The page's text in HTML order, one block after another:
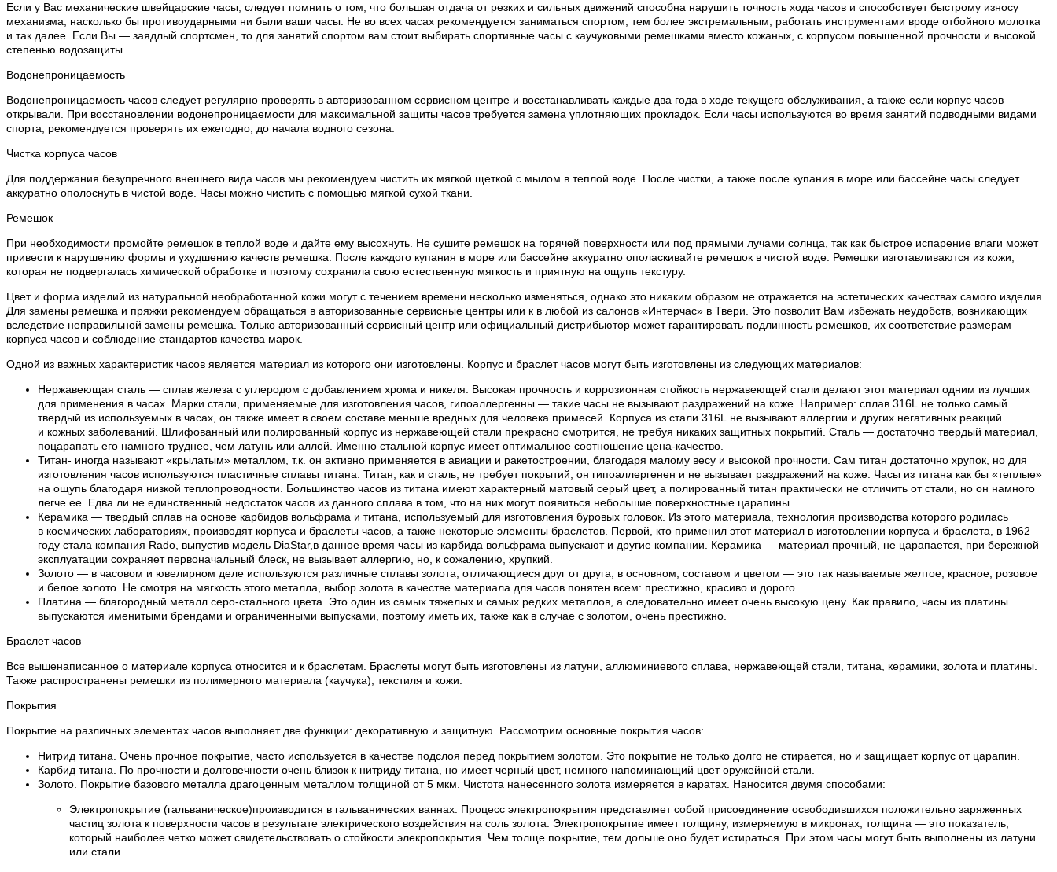
Если у Вас механические швейцарские часы, следует помнить о том, что большая отдача от резких и сильных движений способна нарушить точность хода часов и способствует быстрому износу
механизма, насколько бы противоударными ни были ваши часы. Не во всех часах рекомендуется заниматься спортом, тем более экстремальным, работать инструментами вроде отбойного молотка
и так далее. Если Вы — заядлый спортсмен, то для занятий спортом вам стоит выбирать спортивные часы с каучуковыми ремешками вместо кожаных, с корпусом повышенной прочности и высокой
степенью водозащиты.
Водонепроницаемость
Водонепроницаемость часов следует регулярно проверять в авторизованном сервисном центре и восстанавливать каждые два года в ходе текущего обслуживания, а также если корпус часов
открывали. При восстановлении водонепроницаемости для максимальной защиты часов требуется замена уплотняющих прокладок. Если часы используются во время занятий подводными видами
спорта, рекомендуется проверять их ежегодно, до начала водного сезона.
Чистка корпуса часов
Для поддержания безупречного внешнего вида часов мы рекомендуем чистить их мягкой щеткой с мылом в теплой воде. После чистки, а также после купания в море или бассейне часы следует
аккуратно ополоснуть в чистой воде. Часы можно чистить с помощью мягкой сухой ткани.
Ремешок
При необходимости промойте ремешок в теплой воде и дайте ему высохнуть. Не сушите ремешок на горячей поверхности или под прямыми лучами солнца, так как быстрое испарение влаги может
привести к нарушению формы и ухудшению качеств ремешка. После каждого купания в море или бассейне аккуратно ополаскивайте ремешок в чистой воде. Ремешки изготавливаются из кожи,
которая не подвергалась химической обработке и поэтому сохранила свою естественную мягкость и приятную на ощупь текстуру.
Цвет и форма изделий из натуральной необработанной кожи могут с течением времени несколько изменяться, однако это никаким образом не отражается на эстетических качествах самого изделия.
Для замены ремешка и пряжки рекомендуем обращаться в авторизованные сервисные центры или к в любой из салонов «Интерчас» в Твери. Это позволит Вам избежать неудобств, возникающих
вследствие неправильной замены ремешка. Только авторизованный сервисный центр или официальный дистрибьютор может гарантировать подлинность ремешков, их соответствие размерам
корпуса часов и соблюдение стандартов качества марок.
Одной из важных характеристик часов является материал из которого они изготовлены. Корпус и браслет часов могут быть изготовлены из следующих материалов:
Нержавеющая сталь — сплав железа с углеродом с добавлением хрома и никеля. Высокая прочность и коррозионная стойкость нержавеющей стали делают этот материал одним из лучших
для применения в часах. Марки стали, применяемые для изготовления часов, гипоаллергенны — такие часы не вызывают раздражений на коже. Например: сплав 316L не только самый
твердый из используемых в часах, он также имеет в своем составе меньше вредных для человека примесей. Корпуса из стали 316L не вызывают аллергии и других негативных реакций
и кожных заболеваний. Шлифованный или полированный корпус из нержавеющей стали прекрасно смотрится, не требуя никаких защитных покрытий. Сталь — достаточно твердый материал,
поцарапать его намного труднее, чем латунь или аллой. Именно стальной корпус имеет оптимальное соотношение цена-качество.
Титан- иногда называют «крылатым» металлом, т.к. он активно применяется в авиации и ракетостроении, благодаря малому весу и высокой прочности. Сам титан достаточно хрупок, но для
изготовления часов используются пластичные сплавы титана. Титан, как и сталь, не требует покрытий, он гипоаллергенен и не вызывает раздражений на коже. Часы из титана как бы «теплые»
на ощупь благодаря низкой теплопроводности. Большинство часов из титана имеют характерный матовый серый цвет, а полированный титан практически не отличить от стали, но он намного
легче ее. Едва ли не единственный недостаток часов из данного сплава в том, что на них могут появиться небольшие поверхностные царапины.
Керамика — твердый сплав на основе карбидов вольфрама и титана, используемый для изготовления буровых головок. Из этого материала, технология производства которого родилась
в космических лабораториях, производят корпуса и браслеты часов, а также некоторые элементы браслетов. Первой, кто применил этот материал в изготовлении корпуса и браслета, в 1962
году стала компания Rado, выпустив модель DiaStar,в данное время часы из карбида вольфрама выпускают и другие компании. Керамика — материал прочный, не царапается, при бережной
эксплуатации сохраняет первоначальный блеск, не вызывает аллергию, но, к сожалению, хрупкий.
Золото — в часовом и ювелирном деле используются различные сплавы золота, отличающиеся друг от друга, в основном, составом и цветом — это так называемые желтое, красное, розовое
и белое золото. Не смотря на мягкость этого металла, выбор золота в качестве материала для часов понятен всем: престижно, красиво и дорого.
Платина — благородный металл серо-стального цвета. Это один из самых тяжелых и самых редких металлов, а следовательно имеет очень высокую цену. Как правило, часы из платины
выпускаются именитыми брендами и ограниченными выпусками, поэтому иметь их, также как в случае с золотом, очень престижно.
Браслет часов
Все вышенаписанное о материале корпуса относится и к браслетам. Браслеты могут быть изготовлены из латуни, аллюминиевого сплава, нержавеющей стали, титана, керамики, золота и платины.
Также распространены ремешки из полимерного материала (каучука), текстиля и кожи.
Покрытия
Покрытие на различных элементах часов выполняет две функции: декоративную и защитную. Рассмотрим основные покрытия часов:
Нитрид титана. Очень прочное покрытие, часто используется в качестве подслоя перед покрытием золотом. Это покрытие не только долго не стирается, но и защищает корпус от царапин.
Карбид титана. По прочности и долговечности очень близок к нитриду титана, но имеет черный цвет, немного напоминающий цвет оружейной стали.
Золото. Покрытие базового металла драгоценным металлом толщиной от 5 мкм. Чистота нанесенного золота измеряется в каратах. Наносится двумя способами:
Электропокрытие (гальваническое)производится в гальванических ваннах. Процесс электропокрытия представляет собой присоединение освободившихся положительно заряженных
частиц золота к поверхности часов в результате электрического воздействия на соль золота. Электропокрытие имеет толщину, измеряемую в микронах, толщина — это показатель,
который наиболее четко может свидетельствовать о стойкости элекропокрытия. Чем толще покрытие, тем дольше оно будет истираться. При этом часы могут быть выполнены из латуни
или стали.